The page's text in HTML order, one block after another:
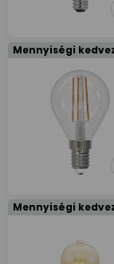
Mennyiségi
Mennyiségi